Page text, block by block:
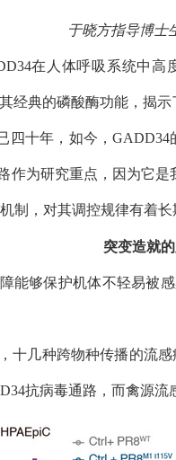
于晓方指导博士
在人体呼吸系统中高
经典的磷酸酶功能，揭示
四十年，如今，GADD34
作为研究重点，因为它是
制，对其调控规律有着长
突变造就
能够保护机体不轻易被
十几种跨物种传播的流
抗病毒通路，而禽源流